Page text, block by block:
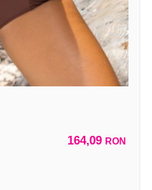
164,09 RON